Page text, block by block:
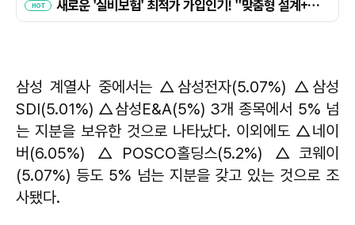
삼성 계열사 중에서는 △삼성전자(5.07%) △삼성
SDI(5.01%) △삼성E&A(5%) 3개 종목에서 5% 넘
는 지분을 보유한 것으로 나타났다. 이외에도 △네이
버(6.05%) △POSCO홀딩스(5.2%) △코웨이
(5.07%) 등도 5% 넘는 지분을 갖고 있는 것으로 조
사됐다.